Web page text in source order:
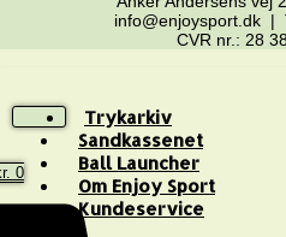
info@enjoysport.dk |
CVR nr.: 28
Trykarkiv
Sandkassenet
Ball Launcher
Om Enjoy Sport
Kundeservice
0